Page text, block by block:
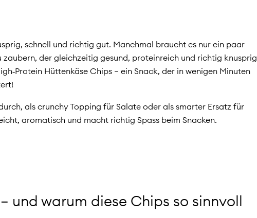
schnell und richtig gut. Manchmal braucht es nur ein paar
zaubern, der gleichzeitig gesund, proteinreich und richtig knusprig
Hüttenkäse Chips – ein Snack, der in wenigen Minuten
als crunchy Topping für Salate oder als smarter Ersatz für
aromatisch und macht richtig Spass beim Snacken.
und warum diese Chips so sinnvoll